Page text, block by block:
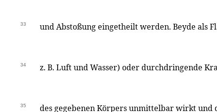
33 und Abstoßung eingetheilt werden. Beyde als
34 z. B. Luft und Wasser) oder durchdringende
35
des gegebenen Körpers unmittelbar wirkt und